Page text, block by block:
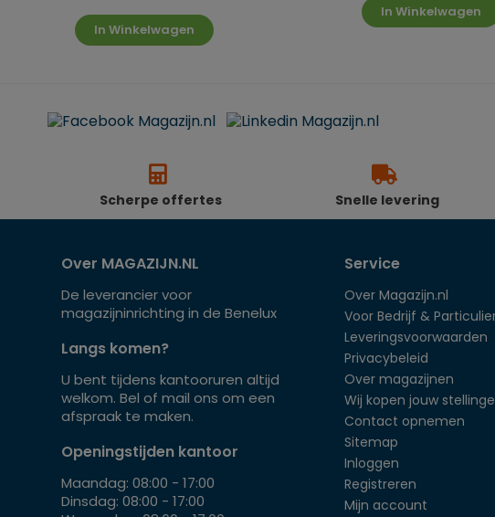
In Winkelwagen
In Winkelwagen
Scherpe offertes Snelle levering
Over MAGAZIJN.NL
De leverancier voor
magazijninrichting in de Benelux
Langs komen?
U bent tijdens kantooruren altijd
welkom. Bel of mail ons om een
afspraak te maken.
Openingstijden kantoor
Maandag: 08:00 - 17:00
Dinsdag: 08:00 - 17:00
Service
Over Magazijn.nl
Voor Bedrijf &
Leveringsvoorwaarden
Privacybeleid
Over magazijnen
Wij kopen jouw
Contact opnemen
Sitemap
Inloggen
Registreren
Mijn account